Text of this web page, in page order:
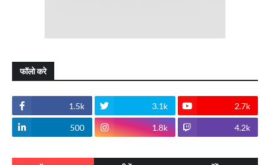
फॉलो करे
1.5k 3.1k 2.7k
500 1.8k 4.2k